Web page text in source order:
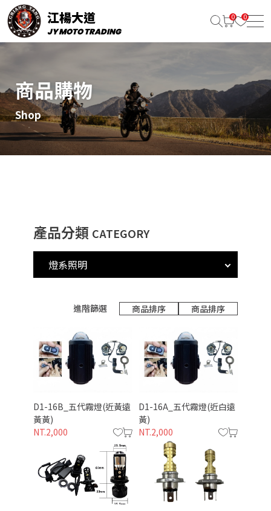
江楊大道
JY MOTO TRADING
商品購物
Shop
產品分類 CATEGORY
燈系照明
進階篩選 商品排序 商品排序
D1-16B_五代霧燈(近黃遠
黃黃)
NT.2,000
D1-16A_五代霧燈(近白遠
黃)
NT.2,000